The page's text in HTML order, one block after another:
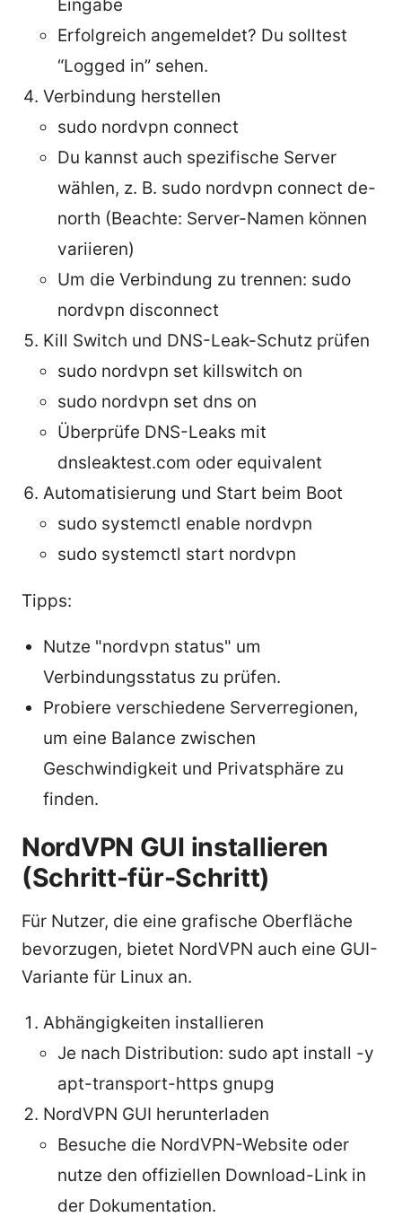
Eingabe
Erfolgreich angemeldet? Du solltest
“Logged in” sehen.
Verbindung herstellen
sudo nordvpn connect
Du kannst auch spezifische Server
wählen, z. B. sudo nordvpn connect de-
north (Beachte: Server-Namen können
variieren)
Um die Verbindung zu trennen: sudo
nordvpn disconnect
Kill Switch und DNS-Leak-Schutz prüfen
sudo nordvpn set killswitch on
sudo nordvpn set dns on
Überprüfe DNS-Leaks mit
dnsleaktest.com oder equivalent
Automatisierung und Start beim Boot
sudo systemctl enable nordvpn
sudo systemctl start nordvpn
Tipps:
Nutze "nordvpn status" um
Verbindungsstatus zu prüfen.
Probiere verschiedene Serverregionen,
um eine Balance zwischen
Geschwindigkeit und Privatsphäre zu
finden.
NordVPN GUI installieren
(Schritt-für-Schritt)
Für Nutzer, die eine grafische Oberfläche
bevorzugen, bietet NordVPN auch eine GUI-
Variante für Linux an.
Abhängigkeiten installieren
Je nach Distribution: sudo apt install -y
apt-transport-https gnupg
NordVPN GUI herunterladen
Besuche die NordVPN-Website oder
nutze den offiziellen Download-Link in
der Dokumentation.